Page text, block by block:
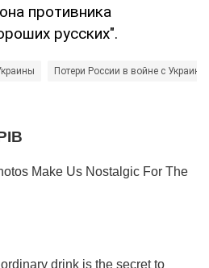
противника
русских".
Потери России в войне с